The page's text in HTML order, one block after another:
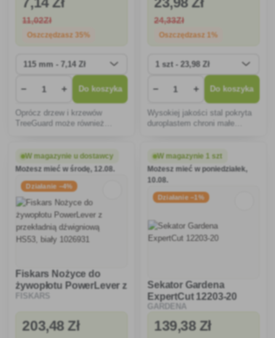
11,02Zł
Oszczędzasz 35%
− + Do koszyka
Oprócz drzew i krzewów
TreeGuard może również
sadzonki i wiele innych
przedmiotów przed trawą,
zanieczyszczeniami.
24,33Zł
Oszczędzasz 1%
− + Do koszyka
Wysokiej jakości stal pokryta
duroplastem chroni małe
i zapewnia ekstremalną
wytrzymałość.
W magazynie u dostawcy
Możesz mieć w środę, 12.08.
Działanie −4%
Fiskars Nożyce do
żywopłotu PowerLever z
przekładnią dźwigniową
FISKARS
203,48 Zł
W magazynie 1 szt
Możesz mieć w poniedziałek,
10.08.
Działanie −1%
Sekator Gardena
ExpertCut 12203-20
GARDENA
139,38 Zł